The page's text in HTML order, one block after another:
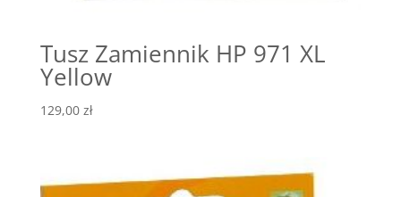
Tusz Zamiennik HP 971 XL
Yellow
129,00 zł